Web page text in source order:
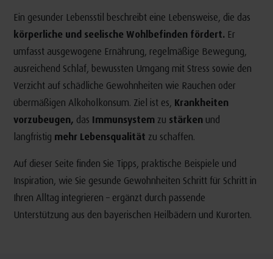
Ein gesunder Lebensstil beschreibt eine Lebensweise, die das
körperliche und seelische Wohlbefinden fördert. Er
umfasst ausgewogene Ernährung, regelmäßige Bewegung,
ausreichend Schlaf, bewussten Umgang mit Stress sowie den
Verzicht auf schädliche Gewohnheiten wie Rauchen oder
übermäßigen Alkoholkonsum. Ziel ist es, Krankheiten
vorzubeugen, das Immunsystemzu stärkenund
langfristig mehr Lebensqualität zu schaffen.
Auf dieser Seite finden Sie Tipps, praktische Beispiele und
Inspiration, wie Sie gesunde Gewohnheiten Schritt für Schritt in
Ihren Alltag integrieren – ergänzt durch passende
Unterstützung aus den bayerischen Heilbädern und Kurorten.